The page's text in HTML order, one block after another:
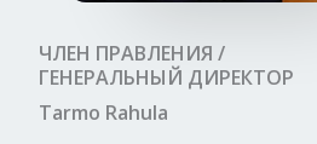
ЧЛЕН ПРАВЛЕНИЯ /
ГЕНЕРАЛЬНЫЙ ДИРЕКТОР
Tarmo Rahula